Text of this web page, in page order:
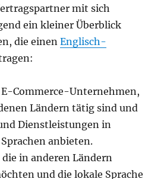
mit sich
ein kleiner Überblick
die einenEnglisch-
Commerce-Unternehmen,
Ländern tätig sind und
Dienstleistungen in
anbieten.
in anderen Ländern
und die lokale Sprache